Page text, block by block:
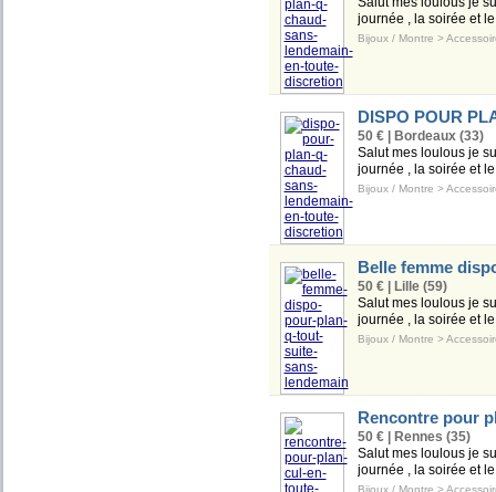
journée , la soirée et
Bijoux / Montre >
DISPO POUR
50 € | Bordeaux (33)
Salut mes loulous je
journée , la soirée et
Bijoux / Montre >
Belle femme
50 € | Lille (59)
Salut mes loulous je
journée , la soirée et
Bijoux / Montre >
Rencontre pour
50 € | Rennes (35)
Salut mes loulous je
journée , la soirée et
Bijoux / Montre >